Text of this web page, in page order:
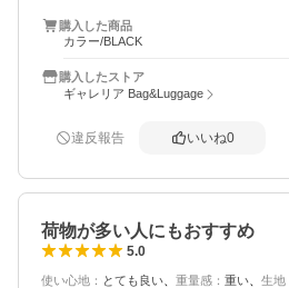
購入した商品
カラー/BLACK
購入したストア
ギャレリア Bag&Luggage
違反報告 いいね0
荷物が多い人にもおすすめ
5.0
使い心地 ： とても良い 重量感 ： 重い 生地